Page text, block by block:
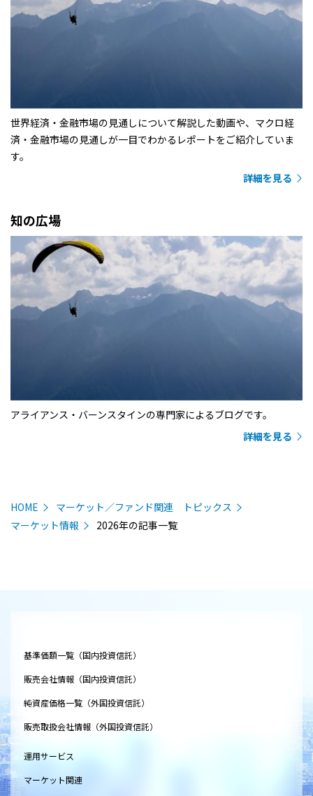
世界経済・金融市場の見通しについて解説した動画や、マクロ経
済・金融市場の見通しが一目でわかるレポートをご紹介していま
す。
詳細を見る
知の広場
アライアンス・バーンスタインの専門家によるブログです。
詳細を見る
HOME
マーケット／ファンド関連 トピックス
マーケット情報
2026年の記事一覧
基準価額一覧（国内投資信託）
販売会社情報（国内投資信託）
純資産価格一覧（外国投資信託）
販売取扱会社情報（外国投資信託）
運用サービス
マーケット関連